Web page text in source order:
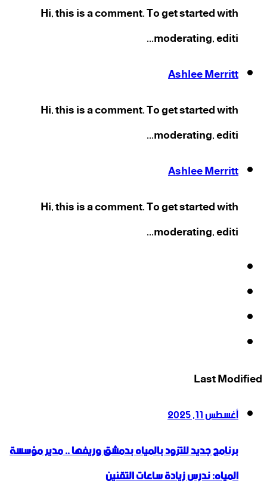
Hi, this is a comment. To get started with
moderating, editi...
Ashlee Merritt
Hi, this is a comment. To get started with
moderating, editi...
Ashlee Merritt
Hi, this is a comment. To get started with
moderating, editi...
Last Modified
أغسطس 11, 2025
برنامج جديد للتزود بالمياه بدمشق وريفها .. مدير مؤسسة
المياه: ندرس زيادة ساعات التقنين